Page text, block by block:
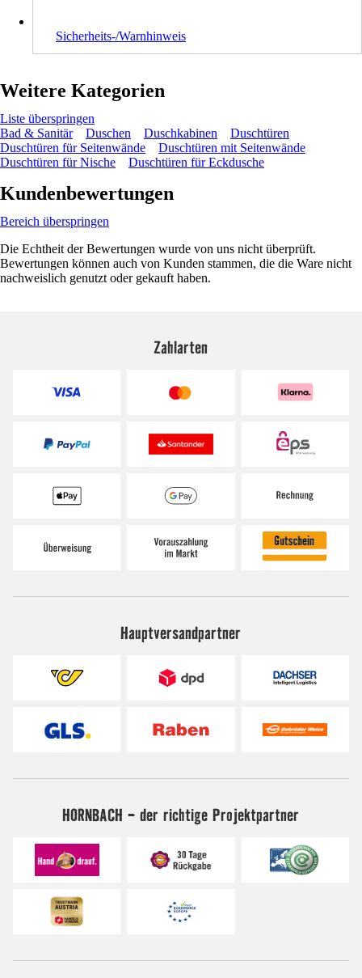
Sicherheits-/Warnhinweis
Weitere Kategorien
Liste überspringen
Bad & Sanitär
Duschen Duschkabinen
Duschtüren
Duschtüren für Seitenwände
Duschtüren mit Seitenwände
Duschtüren für Nische
Duschtüren für Eckdusche
Kundenbewertungen
Bereich überspringen
Die Echtheit der Bewertungen wurde von uns nicht überprüft.
Bewertungen können auch von Kunden stammen, die die Ware nicht
nachweislich genutzt oder gekauft haben.
Zahlarten
Hauptversandpartner
HORNBACH - der richtige Projektpartner